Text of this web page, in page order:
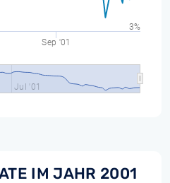
Sep '01
Jul '01
3%
IM JAHR 2001